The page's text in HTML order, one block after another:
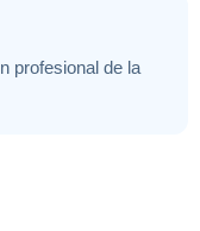
profesional de la